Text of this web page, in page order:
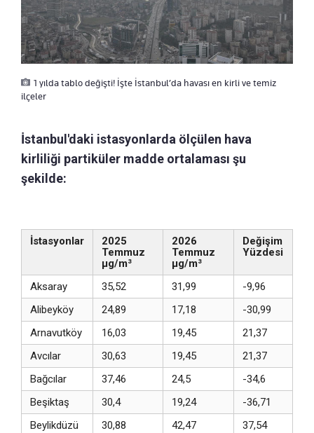
1 yılda tablo değişti! İşte İstanbul’da havası en kirli ve temiz
ilçeler
İstanbul'daki istasyonlarda ölçülen hava
kirliliği partiküler madde ortalaması şu
şekilde:
İstasyonlar
2025
Temmuz
µg/m³
2026
Temmuz
µg/m³
Değişim
Yüzdesi
Aksaray 35,52 31,99
-9,96
Alibeyköy
24,89 17,18
-30,99
Arnavutköy
16,03 19,45
21,37
Avcılar
30,63 19,45
21,37
Bağcılar
37,46 24,5
-34,6
Beşiktaş
30,4 19,24
-36,71
Beylikdüzü
30,88 42,47
37,54